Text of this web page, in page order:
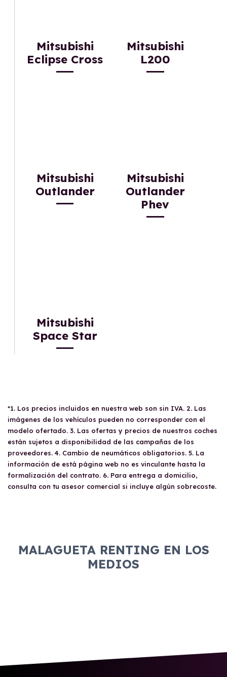
Mitsubishi
Eclipse Cross
Mitsubishi
L200
Mitsubishi
Outlander
Mitsubishi
Outlander
Phev
Mitsubishi
Space Star
*1. Los precios incluidos en nuestra web son sin IVA. 2. Las
imágenes de los vehículos pueden no corresponder con el
modelo ofertado. 3. Las ofertas y precios de nuestros coches
están sujetos a disponibilidad de las campañas de los
proveedores. 4. Cambio de neumáticos obligatorios. 5. La
información de está página web no es vinculante hasta la
formalización del contrato. 6. Para entrega a domicilio,
consulta con tu asesor comercial si incluye algún sobrecoste.
MALAGUETA RENTING EN LOS
MEDIOS